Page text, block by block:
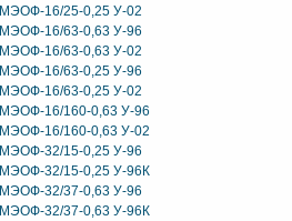
МЭОФ-16/25-0,25 У-02
МЭОФ-16/63-0,63 У-96
МЭОФ-16/63-0,63 У-02
МЭОФ-16/63-0,25 У-96
МЭОФ-16/63-0,25 У-02
МЭОФ-16/160-0,63 У-96
МЭОФ-16/160-0,63 У-02
МЭОФ-32/15-0,25 У-96
МЭОФ-32/15-0,25 У-96К
МЭОФ-32/37-0,63 У-96
МЭОФ-32/37-0,63 У-96К